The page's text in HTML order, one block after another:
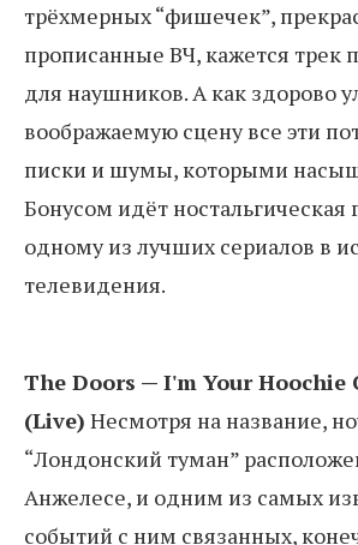
трёхмерных “фишечек”,
прописанные ВЧ, кажется трек
для наушников. А как здорово
воображаемую сцену все эти
писки и шумы, которыми
Бонусом идёт ностальгическая
одному из лучших сериалов в
телевидения.
The Doors — I'm Your Hoochie
(Live) Несмотря на название,
“Лондонский туман”
Анжелесе, и одним из самых
событий с ним связанных,